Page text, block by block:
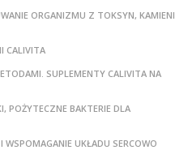
ORGANIZMU Z TOKSYN, KAMIENI
CALIVITA
SUPLEMENTY CALIVITA NA
POŻYTECZNE BAKTERIE DLA
WSPOMAGANIE UKŁADU SERCOWO